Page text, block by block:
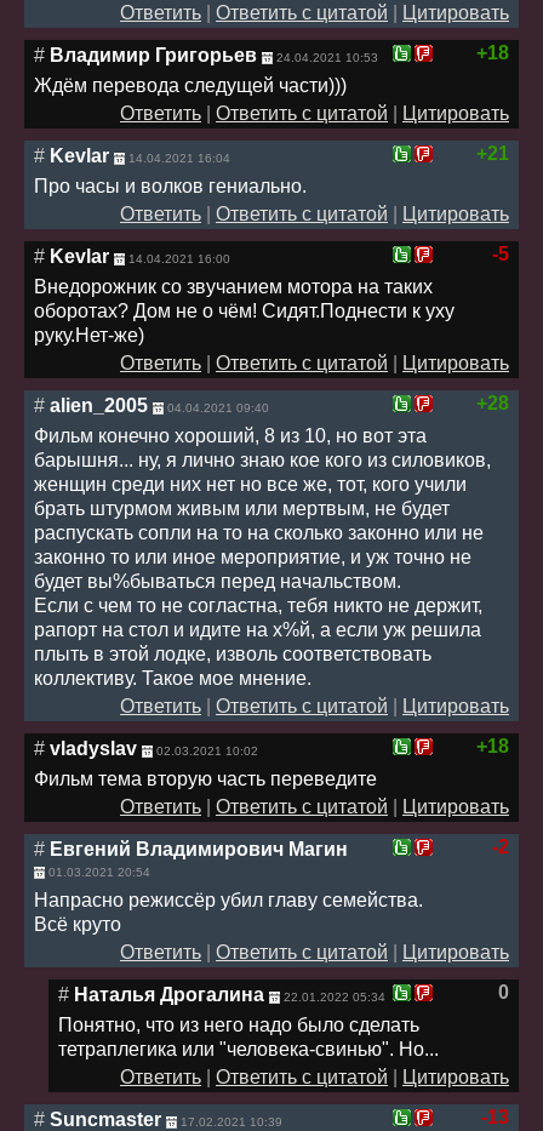
Ответить Ответить с цитатой
Цитировать
+18
# Владимир Григорьев 24.04.2021 10:53
Ждём перевода следущей части)))
Ответить
Ответить с цитатой
Цитировать
+21
# Kevlar 14.04.2021 16:04
Про часы и волков гениально.
Ответить
Ответить с цитатой
Цитировать
-5
# Kevlar 14.04.2021 16:00
Внедорожник со звучанием мотора на таких
оборотах? Дом не о чём! Сидят.Поднести к уху
руку.Нет-же)
Ответить
Ответить с цитатой
Цитировать
+28
# alien_2005 04.04.2021 09:40
Фильм конечно хороший, 8 из 10, но вот эта
барышня... ну, я лично знаю кое кого из силовиков,
женщин среди них нет но все же, тот, кого учили
брать штурмом живым или мертвым, не будет
распускать сопли на то на сколько законно или не
законно то или иное мероприятие, и уж точно не
будет вы%бываться перед начальством.
Если с чем то не согластна, тебя никто не держит,
рапорт на стол и идите на х%й, а если уж решила
плыть в этой лодке, изволь соответствовать
коллективу. Такое мое мнение.
Ответить
Ответить с цитатой
Цитировать
+18
# vladyslav 02.03.2021 10:02
Фильм тема вторую часть переведите
Ответить
Ответить с цитатой
Цитировать
-2
# Евгений Владимирович Магин
01.03.2021 20:54
Напрасно режиссёр убил главу семейства.
Всё круто
Ответить
Ответить с цитатой
Цитировать
0
# Наталья Дрогалина 22.01.2022 05:34
Понятно, что из него надо было сделать
тетраплегика или "человека-свинью". Но...
Ответить
Ответить с цитатой
Цитировать
-13
# Suncmaster 17.02.2021 10:39